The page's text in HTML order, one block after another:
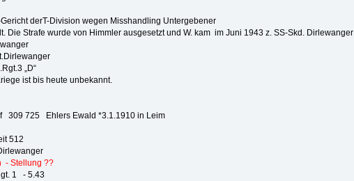
derT-Division wegen Misshandling Untergebener
Die Strafe wurde von Himmler ausgesetzt und W. kam im Juni 1943 z. SS-Skd. Dirlewanger
„D“
ist bis heute unbekannt.
725 Ehlers Ewald *3.1.1910 in Leim
512
- Stellung ??
1 - 5.43